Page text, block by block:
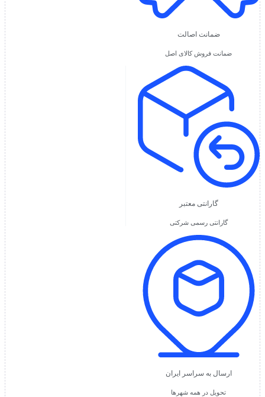
ضمانت اصالت
ضمانت فروش کالای اصل
گارانتی معتبر
گارانتی رسمی شرکتی
ارسال به سراسر ایران
تحویل در همه شهرها